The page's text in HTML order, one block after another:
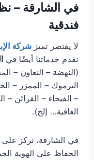
في الشارقة –
فندقية
لا يقتصر تميز شركة
نقدم خدماتنا أيضًا في
(النهضة – التعاون –
اليرموك – الممزر –
– الفيحاء – القرائن –
الغافية… إلخ).
في الشارقة، نركز على
الحفاظ على الهوية